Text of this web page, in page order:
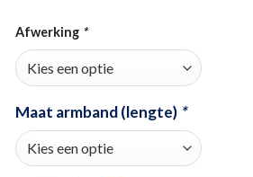
Afwerking *
Maat armband (lengte) *